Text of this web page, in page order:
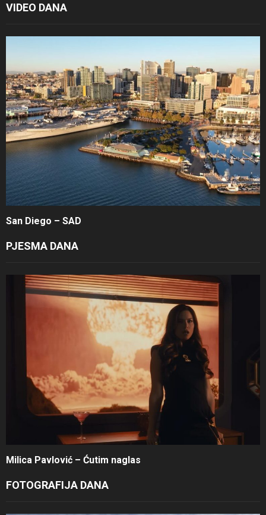
VIDEO DANA
San Diego – SAD
PJESMA DANA
Milica Pavlović – Ćutim naglas
FOTOGRAFIJA DANA